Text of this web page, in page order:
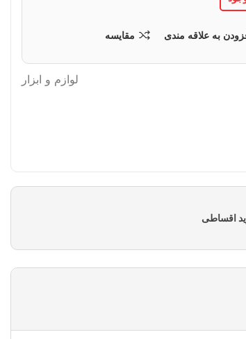
به علاقه مندی مقایسه
لوازم و ابزار
اقساطی